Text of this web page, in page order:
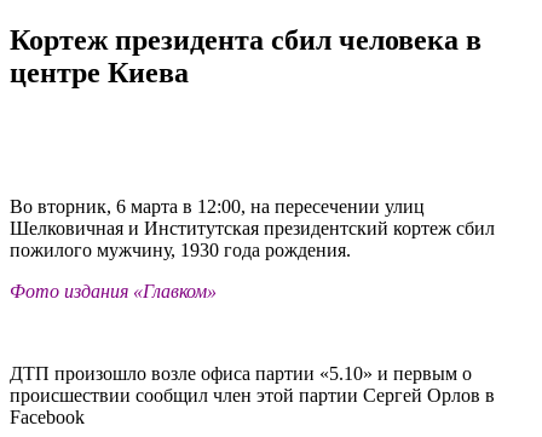
Кортеж президента сбил человека в
центре Киева
Во вторник, 6 марта в 12:00, на пересечении улиц
Шелковичная и Институтская президентский кортеж сбил
пожилого мужчину, 1930 года рождения.
Фото издания «Главком»
ДТП произошло возле офиса партии «5.10» и первым о
происшествии сообщил член этой партии Сергей Орлов в
Facebook